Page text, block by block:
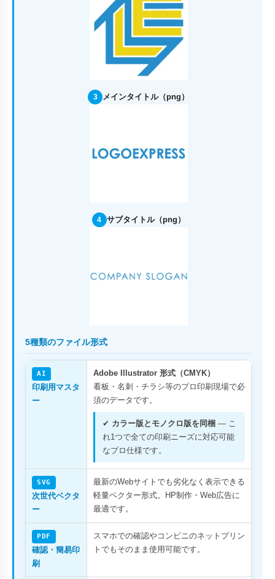
3 メインタイトル（png）
4 サブタイトル（png）
5種類のファイル形式
AI
印刷用マスタ
ー
Adobe Illustrator 形式（CMYK）
看板・名刺・チラシ等のプロ印刷現場で必
須のデータです。
✔ カラー版とモノクロ版を同梱 — こ
れ1つで全ての印刷ニーズに対応可能
なプロ仕様です。
SVG
次世代ベクタ
ー
最新のWebサイトでも劣化なく表示できる
軽量ベクター形式。HP制作・Web広告に
最適です。
PDF
確認・簡易印
刷
スマホでの確認やコンビニのネットプリン
トでもそのまま使用可能です。